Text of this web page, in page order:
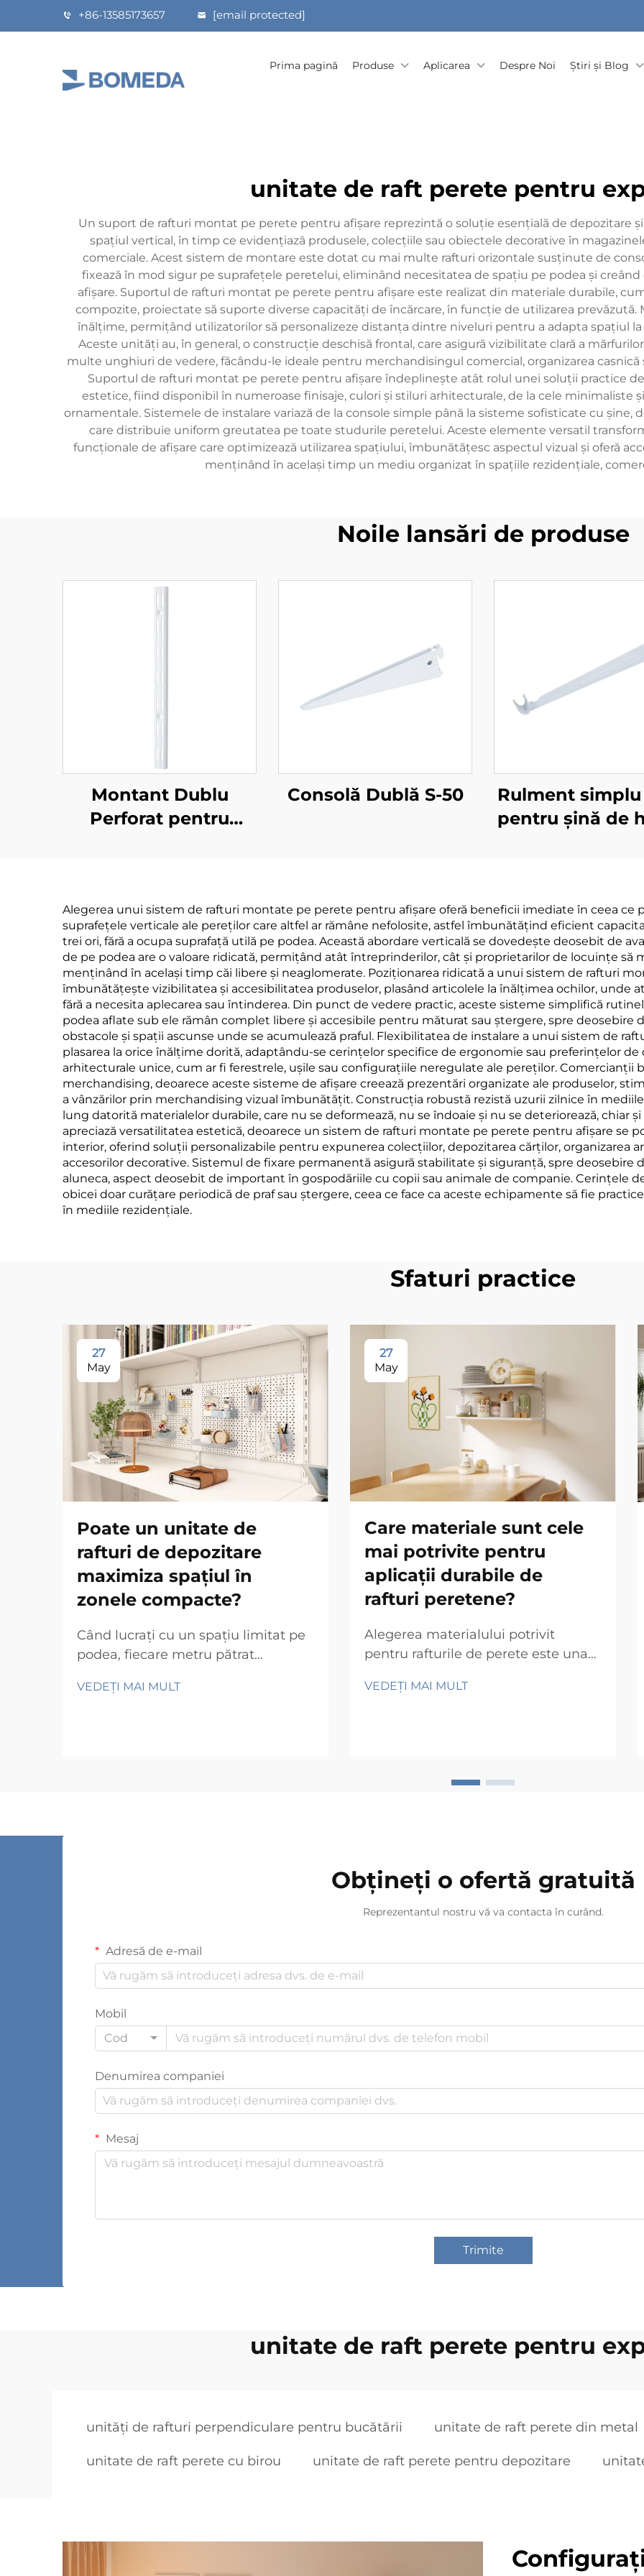
+86-13585173657 [email protected]
Prima pagină Produse Aplicarea Despre Noi Știri și Blog
unitate de raft perete pentru
Un suport de rafturi montat pe perete pentru afișare reprezintă o soluție esențială de depozitare
spațiul vertical, în timp ce evidențiază produsele, colecțiile sau obiectele decorative în
comerciale. Acest sistem de montare este dotat cu mai multe rafturi orizontale susținute de
fixează în mod sigur pe suprafețele peretelui, eliminând necesitatea de spațiu pe podea și
afișare. Suportul de rafturi montat pe perete pentru afișare este realizat din materiale durabile,
compozite, proiectate să suporte diverse capacități de încărcare, în funcție de utilizarea
înălțime, permițând utilizatorilor să personalizeze distanța dintre niveluri pentru a adapta spațiul
Aceste unități au, în general, o construcție deschisă frontal, care asigură vizibilitate clară a
multe unghiuri de vedere, făcându-le ideale pentru merchandisingul comercial, organizarea
Suportul de rafturi montat pe perete pentru afișare îndeplinește atât rolul unei soluții practice
estetice, fiind disponibil în numeroase finisaje, culori și stiluri arhitecturale, de la cele minimaliste
ornamentale. Sistemele de instalare variază de la console simple până la sisteme sofisticate cu
care distribuie uniform greutatea pe toate studurile peretelui. Aceste elemente versatil
funcționale de afișare care optimizează utilizarea spațiului, îmbunătățesc aspectul vizual și oferă
menținând în același timp un mediu organizat în spațiile rezidențiale,
Noile lansări de produse
Montant Dublu
Perforat pentru
Consolă Dublă S-50
Rulment simplu
pentru șină de
Alegerea unui sistem de rafturi montate pe perete pentru afișare oferă beneficii imediate în ceea ce
suprafețele verticale ale pereților care altfel ar rămâne nefolosite, astfel îmbunătățind eficient
trei ori, fără a ocupa suprafață utilă pe podea. Această abordare verticală se dovedește deosebit de
de pe podea are o valoare ridicată, permițând atât întreprinderilor, cât și proprietarilor de locuințe să
menținând în același timp căi libere și neaglomerate. Poziționarea ridicată a unui sistem de rafturi
îmbunătățește vizibilitatea și accesibilitatea produselor, plasând articolele la înălțimea ochilor, unde
fără a necesita aplecarea sau întinderea. Din punct de vedere practic, aceste sisteme simplifică
podea aflate sub ele rămân complet libere și accesibile pentru măturat sau ștergere, spre deosebire
obstacole și spații ascunse unde se acumulează praful. Flexibilitatea de instalare a unui sistem de
plasarea la orice înălțime dorită, adaptându-se cerințelor specifice de ergonomie sau preferințelor
arhitecturale unice, cum ar fi ferestrele, ușile sau configurațiile neregulate ale pereților.
merchandising, deoarece aceste sisteme de afișare creează prezentări organizate ale produselor,
a vânzărilor prin merchandising vizual îmbunătățit. Construcția robustă rezistă uzurii zilnice în
lung datorită materialelor durabile, care nu se deformează, nu se îndoaie și nu se deteriorează, chiar
apreciază versatilitatea estetică, deoarece un sistem de rafturi montate pe perete pentru afișare se
interior, oferind soluții personalizabile pentru expunerea colecțiilor, depozitarea cărților, organizarea
accesorilor decorative. Sistemul de fixare permanentă asigură stabilitate și siguranță, spre deosebire
aluneca, aspect deosebit de important în gospodăriile cu copii sau animale de companie. Cerințele
obicei doar curățare periodică de praf sau ștergere, ceea ce face ca aceste echipamente să fie
în mediile rezidențiale.
Sfaturi practice
27
May
Poate un unitate de
rafturi de depozitare
maximiza spațiul în
zonele compacte?
Când lucrați cu un spațiu limitat pe
podea, fiecare metru pătrat
un mic apartament, un birou acasă
VEDEȚI MAI MULT
27
May
Care materiale sunt cele
mai potrivite pentru
aplicații durabile de
rafturi peretene?
Alegerea materialului potrivit
pentru rafturile de perete este una
orice proiect de stocare sau afișare.
materialul ales influențează direct
VEDEȚI MAI MULT
Obțineți o ofertă gratuită
Reprezentantul nostru vă va contacta în curând.
Adresă de e-mail
Mobil
Cod
Denumirea companiei
Mesaj
Trimite
unitate de raft perete pentru
unități de rafturi perpendiculare pentru bucătării unitate de raft perete din metal
unitate de raft perete cu birou unitate de raft perete pentru depozitare